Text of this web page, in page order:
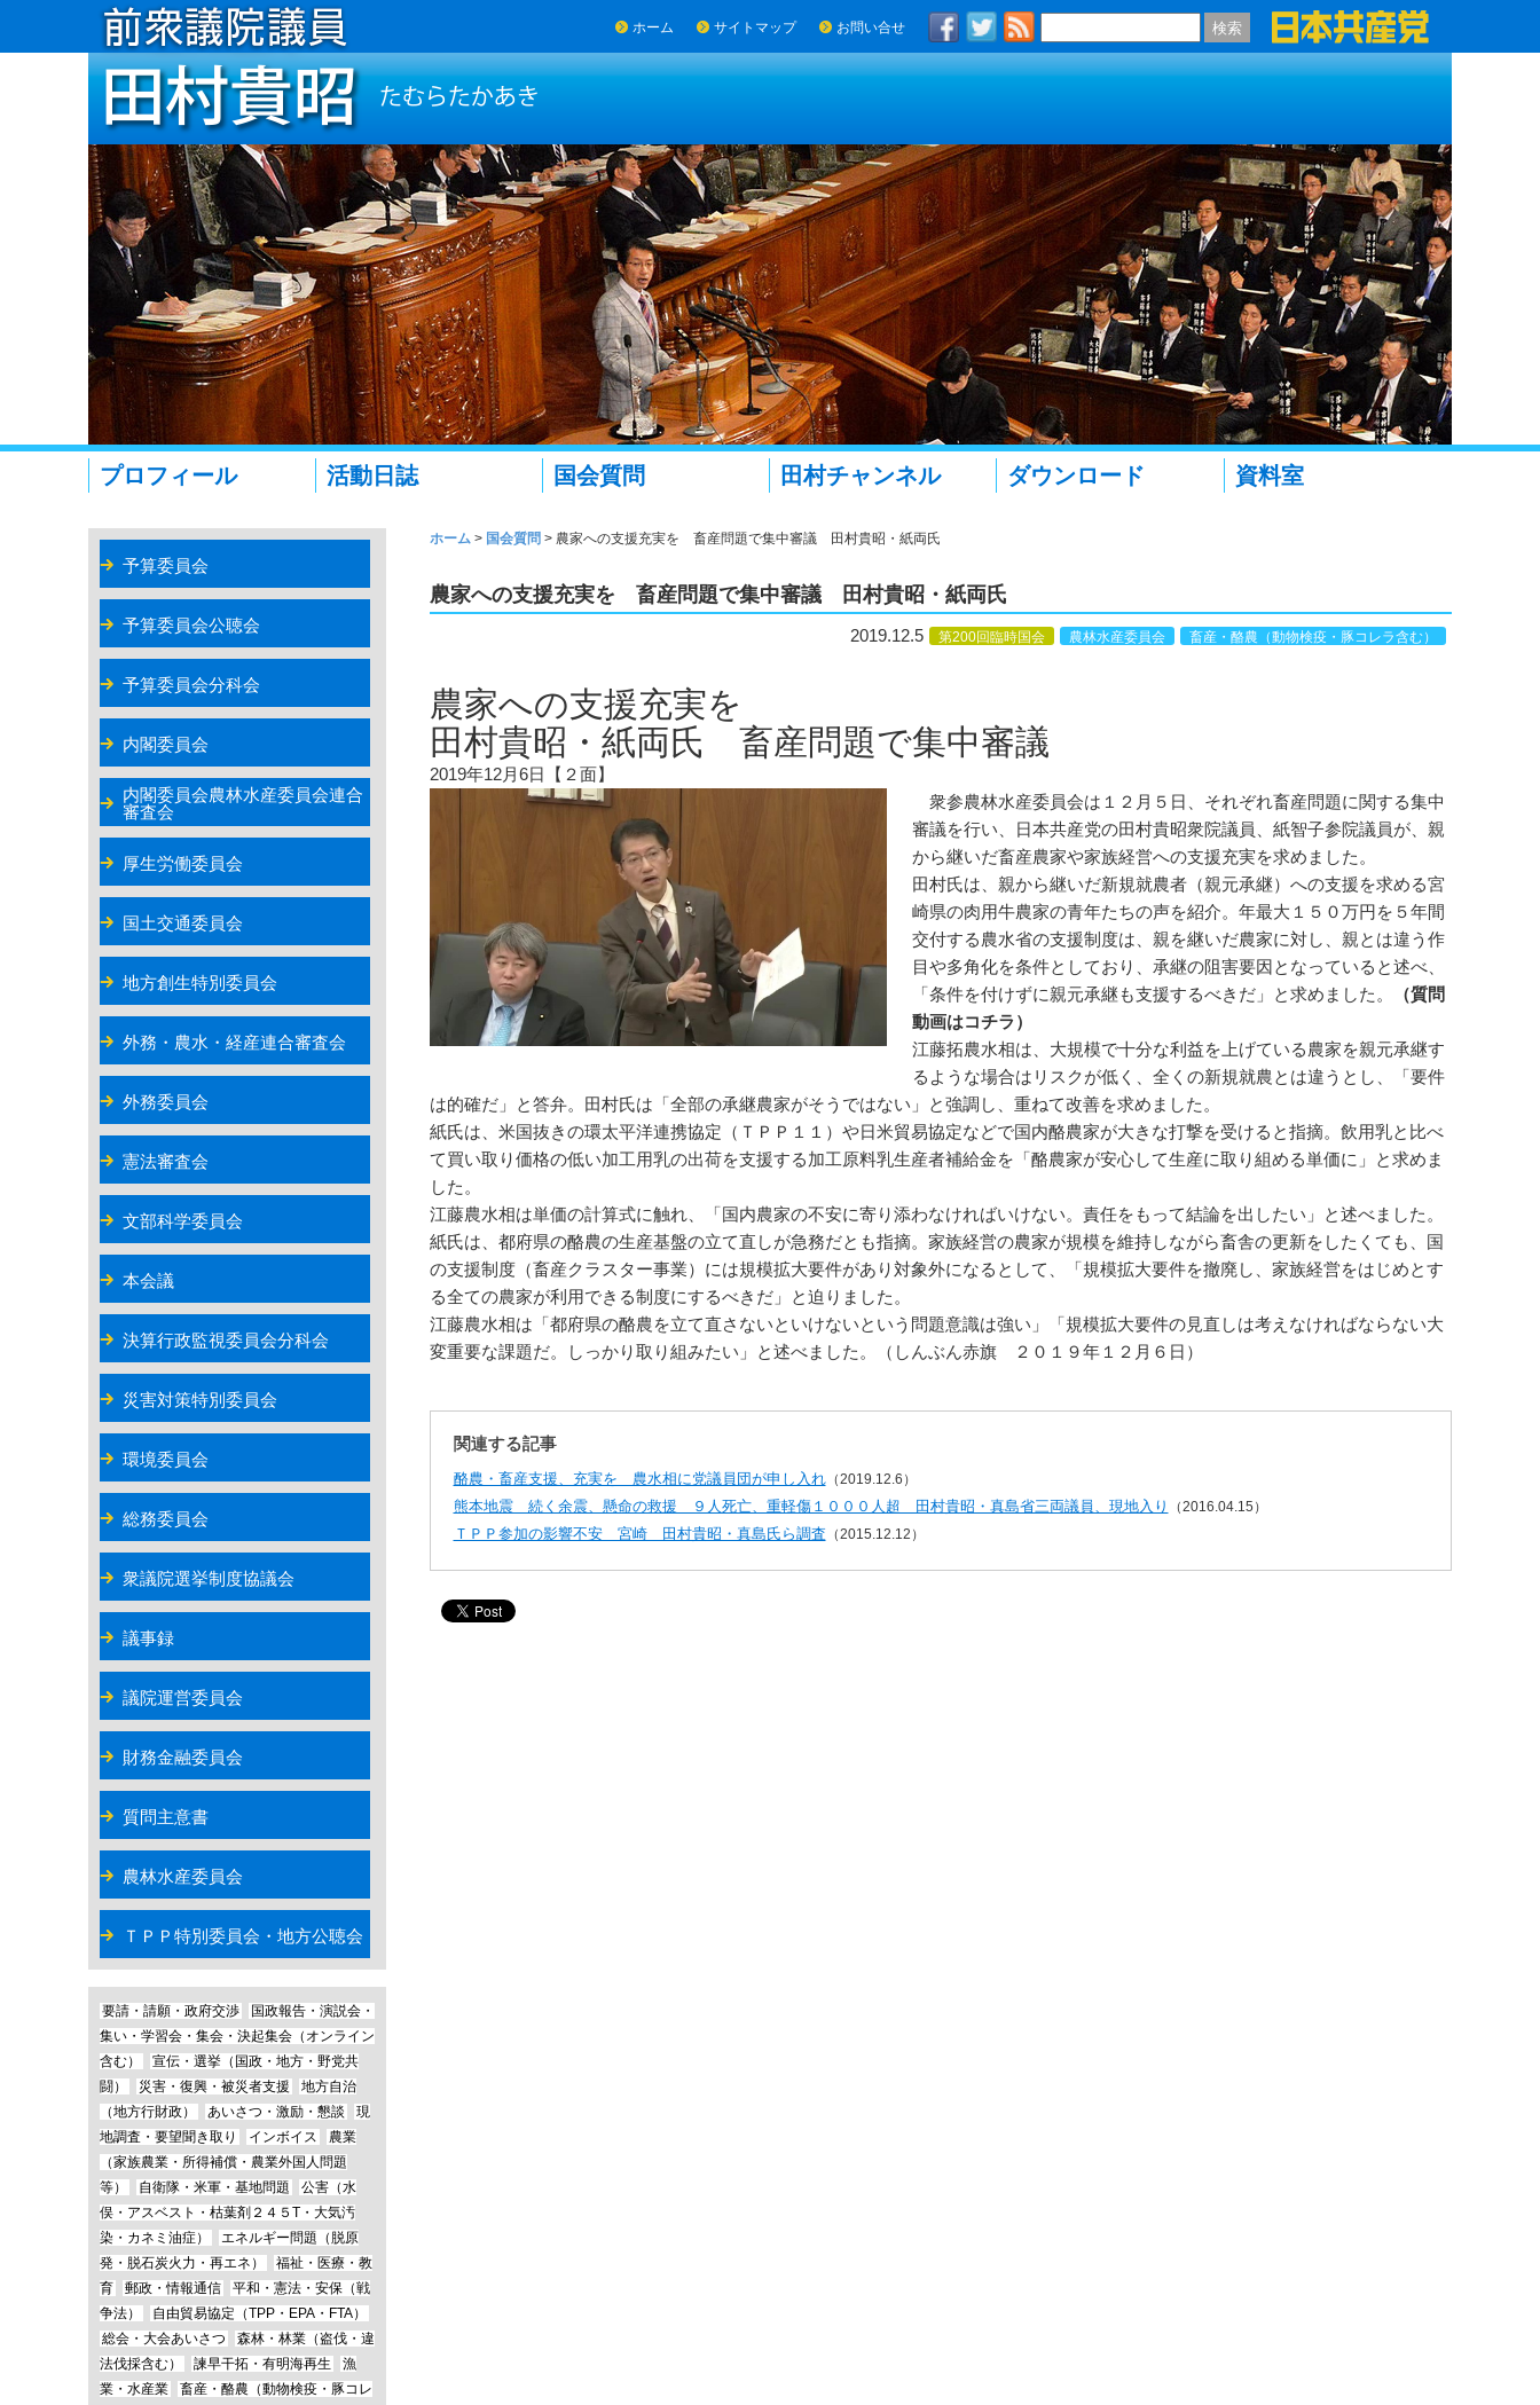
ホーム サイトマップ お問い合せ 検索
プロフィール 活動日誌 国会質問 田村チャンネル ダウンロード 資料室
ホーム> 国会質問 > 農家への支援充実を 畜産問題で集中審議 田村貴昭・紙両氏
農家への支援充実を 畜産問題で集中審議 田村貴昭・紙両氏
2019.12.5 第200回臨時国会 農林水産委員会 畜産・酪農（動物検疫・豚コレラ含む）
農家への支援充実を
田村貴昭・紙両氏 畜産問題で集中審議
2019年12月6日【２面】
衆参農林水産委員会は１２月５日、それぞれ畜産問題に関する集中
審議を行い、日本共産党の田村貴昭衆院議員、紙智子参院議員が、親
から継いだ畜産農家や家族経営への支援充実を求めました。
田村氏は、親から継いだ新規就農者（親元承継）への支援を求める宮
崎県の肉用牛農家の青年たちの声を紹介。年最大１５０万円を５年間
交付する農水省の支援制度は、親を継いだ農家に対し、親とは違う作
目や多角化を条件としており、承継の阻害要因となっていると述べ、
「条件を付けずに親元承継も支援するべきだ」と求めました。
（質問
動画はコチラ）
江藤拓農水相は、大規模で十分な利益を上げている農家を親元承継す
るような場合はリスクが低く、全くの新規就農とは違うとし、「要件
は的確だ」と答弁。田村氏は「全部の承継農家がそうではない」と強調し、重ねて改善を求めました。
紙氏は、米国抜きの環太平洋連携協定（ＴＰＰ１１）や日米貿易協定などで国内酪農家が大きな打撃を受けると指摘。飲用乳と比べ
て買い取り価格の低い加工用乳の出荷を支援する加工原料乳生産者補給金を「酪農家が安心して生産に取り組める単価に」と求めま
した。
江藤農水相は単価の計算式に触れ、「国内農家の不安に寄り添わなければいけない。責任をもって結論を出したい」と述べました。
紙氏は、都府県の酪農の生産基盤の立て直しが急務だとも指摘。家族経営の農家が規模を維持しながら畜舎の更新をしたくても、国
の支援制度（畜産クラスター事業）には規模拡大要件があり対象外になるとして、「規模拡大要件を撤廃し、家族経営をはじめとす
る全ての農家が利用できる制度にするべきだ」と迫りました。
江藤農水相は「都府県の酪農を立て直さないといけないという問題意識は強い」「規模拡大要件の見直しは考えなければならない大
変重要な課題だ。しっかり取り組みたい」と述べました。（しんぶん赤旗 ２０１９年１２月６日）
関連する記事
酪農・畜産支援、充実を 農水相に党議員団が申し入れ（2019.12.6）
熊本地震 続く余震、懸命の救援 ９人死亡、重軽傷１０００人超 田村貴昭・真島省三両議員、現地入り （2016.04.15）
ＴＰＰ参加の影響不安 宮崎 田村貴昭・真島氏ら調査 （2015.12.12）
予算委員会
予算委員会公聴会
予算委員会分科会
内閣委員会
内閣委員会農林水産委員会連合
審査会
厚生労働委員会
国土交通委員会
地方創生特別委員会
外務・農水・経産連合審査会
外務委員会
憲法審査会
文部科学委員会
本会議
決算行政監視委員会分科会
災害対策特別委員会
環境委員会
総務委員会
衆議院選挙制度協議会
議事録
議院運営委員会
財務金融委員会
質問主意書
農林水産委員会
ＴＰＰ特別委員会・地方公聴会
要請・請願・政府交渉
国政報告・演説会・
集い・学習会・集会・決起集会（オンライン
含む）
宣伝・選挙（国政・地方・野党共
闘）
災害・復興・被災者支援
地方自治
（地方行財政）
あいさつ・激励・懇談
現
地調査・要望聞き取り
インボイス
農業
（家族農業・所得補償・農業外国人問題
等）
自衛隊・米軍・基地問題
公害（水
俣・アスベスト・枯葉剤２４５T・大気汚
染・カネミ油症）
エネルギー問題（脱原
発・脱石炭火力・再エネ）
福祉・医療・教
育
郵政・情報通信
平和・憲法・安保（戦
争法）
自由貿易協定（TPP・EPA・FTA）
総会・大会あいさつ
森林・林業（盗伐・違
法伐採含む）
諫早干拓・有明海再生
漁
業・水産業
畜産・酪農（動物検疫・豚コレ